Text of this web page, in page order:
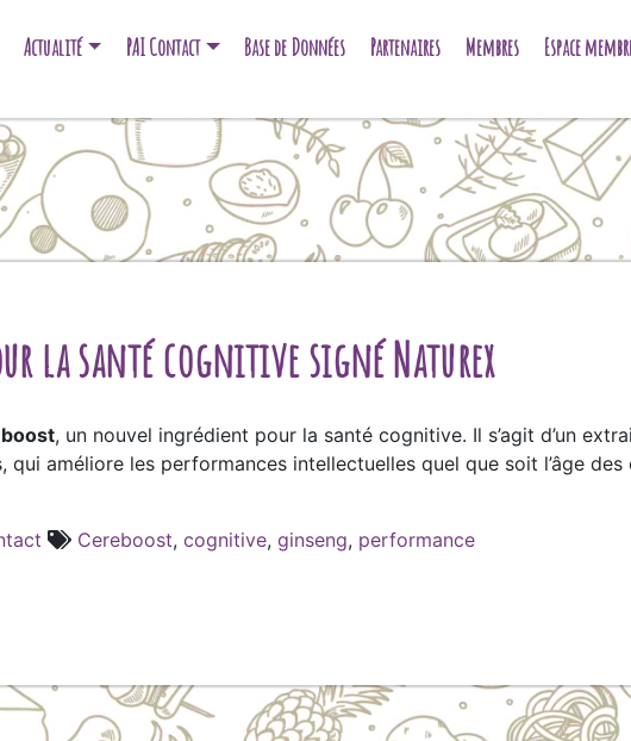
Actualité PAI Contact Base de Données Partenaires Membres Espace
la santé cognitive signé Naturex
, un nouvel ingrédient pour la santé cognitive. Il s’agit d’un
améliore les performances intellectuelles quel que soit l’âge des
Cereboost, cognitive, ginseng, performance